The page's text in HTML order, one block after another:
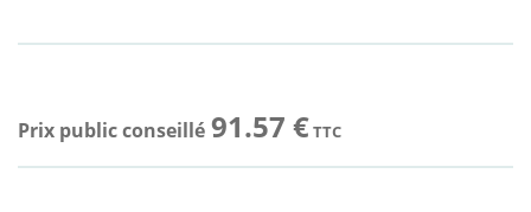
Prix public conseillé 91.57 €TTC